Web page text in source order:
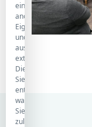
eine
anonyme
Eigenstatistik
und
ausgewählte
externe
Dienste.
Sie
entscheiden,
was
Sie
zulassen.